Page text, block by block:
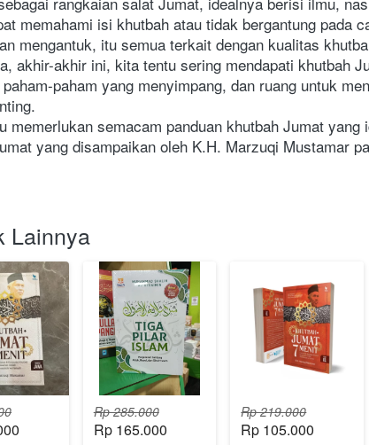
memahami isi khutbah atau tidak bergantung pada
mengantuk, itu semua terkait dengan kualitas
akhir-akhir ini, kita tentu sering mendapati khutbah
paham yang menyimpang, dan ruang untuk
memerlukan semacam panduan khutbah Jumat
yang disampaikan oleh K.H. Marzuqi Mustamar
Lainnya
Rp 285.000
Rp 165.000
Rp 219.000
Rp 105.000